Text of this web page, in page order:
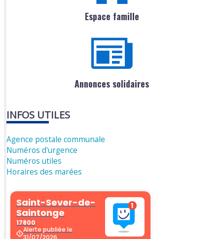
Espace famille
Annonces solidaires
INFOS UTILES
Agence postale communale
Numéros d'urgence
Numéros utiles
Horaires des marées